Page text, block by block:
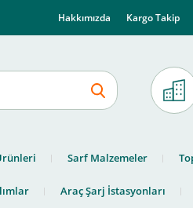
Hakkımızda Kargo Takip
Sarf Malzemeler
Araç Şarj İstasyonları